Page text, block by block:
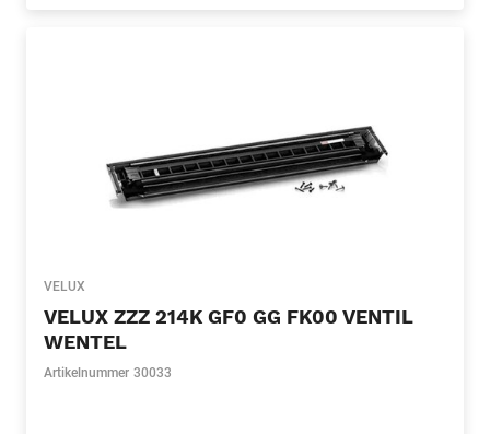
VELUX
VELUX ZZZ 214K GF0 GG FK00 VENTIL
WENTEL
Artikelnummer 30033